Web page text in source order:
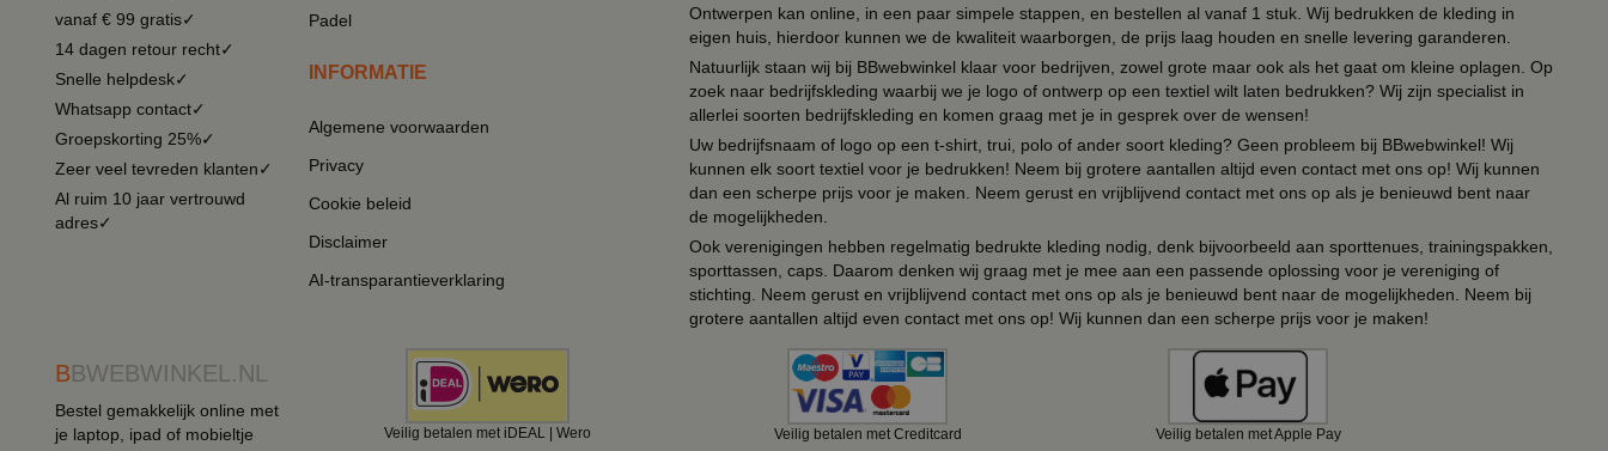
vanaf € 99 gratis✓
14 dagen retour recht✓
Snelle helpdesk✓
Whatsapp contact✓
Groepskorting 25%✓
Zeer veel tevreden klanten✓
Al ruim 10 jaar vertrouwd
adres✓
Padel
INFORMATIE
Algemene voorwaarden
Privacy
Cookie beleid
Disclaimer
AI-transparantieverklaring
Ontwerpen kan online, in een paar simpele stappen, en bestellen al vanaf 1 stuk. Wij bedrukken de kleding in
eigen huis, hierdoor kunnen we de kwaliteit waarborgen, de prijs laag houden en snelle levering garanderen.
Natuurlijk staan wij bij BBwebwinkel klaar voor bedrijven, zowel grote maar ook als het gaat om kleine oplagen. Op
zoek naar bedrijfskleding waarbij we je logo of ontwerp op een textiel wilt laten bedrukken? Wij zijn specialist in
allerlei soorten bedrijfskleding en komen graag met je in gesprek over de wensen!
Uw bedrijfsnaam of logo op een t-shirt, trui, polo of ander soort kleding? Geen probleem bij BBwebwinkel! Wij
kunnen elk soort textiel voor je bedrukken! Neem bij grotere aantallen altijd even contact met ons op! Wij kunnen
dan een scherpe prijs voor je maken. Neem gerust en vrijblijvend contact met ons op als je benieuwd bent naar
de mogelijkheden.
Ook verenigingen hebben regelmatig bedrukte kleding nodig, denk bijvoorbeeld aan sporttenues, trainingspakken,
sporttassen, caps. Daarom denken wij graag met je mee aan een passende oplossing voor je vereniging of
stichting. Neem gerust en vrijblijvend contact met ons op als je benieuwd bent naar de mogelijkheden. Neem bij
grotere aantallen altijd even contact met ons op! Wij kunnen dan een scherpe prijs voor je maken!
BBWEBWINKEL.NL
Bestel gemakkelijk online met
je laptop, ipad of mobieltje
Veilig betalen met iDEAL | Wero Veilig betalen met Creditcard Veilig betalen met Apple Pay